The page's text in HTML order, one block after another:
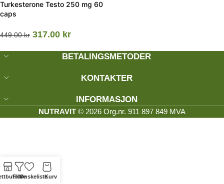
Turkesterone Testo 250 mg 60
caps
449.00kr 317.00 kr
BETALINGSMETODER
KONTAKTER
INFORMASJON
NUTRAVIT © 2026 Org.nr. 911 897 849 MVA
FiltreØnskelisteKurv